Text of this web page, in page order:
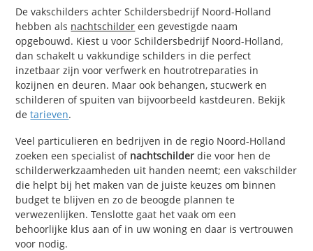
De vakschilders achter Schildersbedrijf Noord-Holland
hebben als nachtschilder een gevestigde naam
opgebouwd. Kiest u voor Schildersbedrijf Noord-Holland,
dan schakelt u vakkundige schilders in die perfect
inzetbaar zijn voor verfwerk en houtrotreparaties in
kozijnen en deuren. Maar ook behangen, stucwerk en
schilderen of spuiten van bijvoorbeeld kastdeuren. Bekijk
detarieven.
Veel particulieren en bedrijven in de regio Noord-Holland
zoeken een specialist of nachtschilder die voor hen de
schilderwerkzaamheden uit handen neemt; een vakschilder
die helpt bij het maken van de juiste keuzes om binnen
budget te blijven en zo de beoogde plannen te
verwezenlijken. Tenslotte gaat het vaak om een
behoorlijke klus aan of in uw woning en daar is vertrouwen
voor nodig.